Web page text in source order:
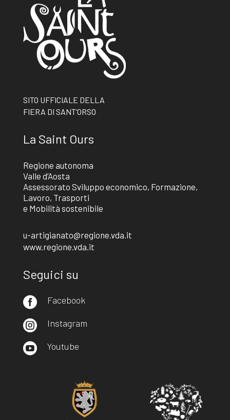
SITO UFFICIALE DELLA
FIERA DI SANT’ORSO
La Saint Ours
Regione autonoma
Valle d’Aosta
Assessorato Sviluppo economico, Formazione,
Lavoro, Trasporti
e Mobilità sostenibile
u-artigianato@regione.vda.it
www.regione.vda.it
Seguici su
 Facebook
 Instagram
 Youtube